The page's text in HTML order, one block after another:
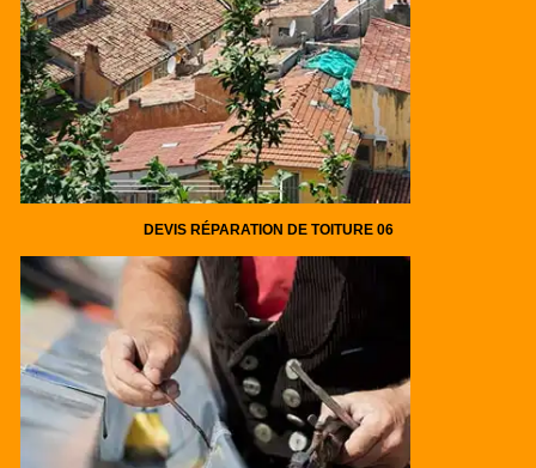
DEVIS RÉPARATION DE TOITURE 06